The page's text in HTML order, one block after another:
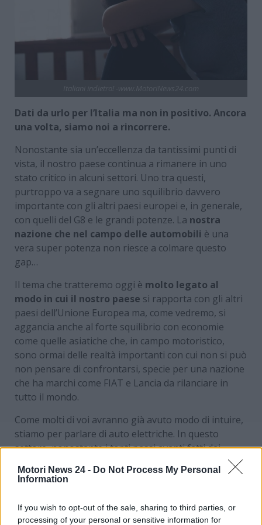
Motori News 24 - Do Not Process My Personal
Information
If you wish to opt-out of the sale, sharing to third parties, or
processing of your personal or sensitive information for
Dati da urlo per l’Italia ma non in positivo. Ancora
una volta, siamo noi a rincorrere.
Nonostante sia un’eccellenza da tantissimi punti di
vista, il nostro paese continua a rimanere in uno
stato critico in alcuni settori. Uno tra questi,
purtroppo va a segnare uno squilibrio davvero
importante con gli altri paesi europei e, in generale,
con quelli del G8 e le grandi potenze. La nostra
nazione che nel campo delle automobili è una
vera super potenza non riesce a colmare questo
gap…
Il tema che tratteremo oggi è molto legato al
modo in cui il nostro paese si rapporta con gli altri
paesi dell’Unione Europea ma, come vedremo, si
aggancia anche al forte squilibrio con economie
come quelle asiatiche che, in campo motoristico,
sono ormai delle realtà importanti con cui non si può
non pensare di confrontarsi, specie per una nazione
che ha marchi come FIAT e Lancia da rilanciare in
tutto il mondo.
Come molti di voi avranno già avuto modo di intuire,
stiamo per parlare di auto elettriche. In questo
settore, nonostante i tanti passi avanti fatti dai
in primis, capace
di recuperare terreno su Tesla per esempio in
classiche elettriche come la nuova C3, l’Italia continua
ad andare piano. Lo dicono i dati.